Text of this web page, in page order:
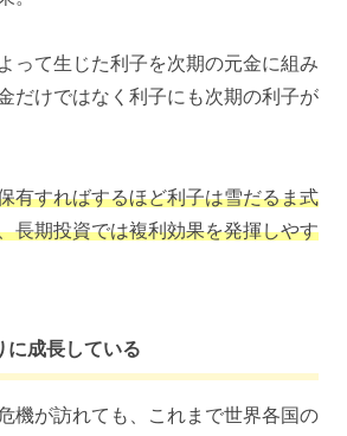
って生じた利子を次期の元金に組み
だけではなく利子にも次期の利子が
有すればするほど利子は雪だるま式
長期投資では複利効果を発揮しやす
に成長している
機が訪れても、これまで世界各国の